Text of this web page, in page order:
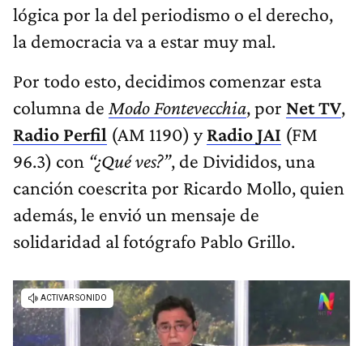
lógica por la del periodismo o el derecho,
la democracia va a estar muy mal.
Por todo esto, decidimos comenzar esta
columna de Modo Fontevecchia, por Net TV,
Radio Perfil (AM 1190) y Radio JAI (FM
96.3) con “¿Qué ves?”, de Divididos, una
canción coescrita por Ricardo Mollo, quien
además, le envió un mensaje de
solidaridad al fotógrafo Pablo Grillo.